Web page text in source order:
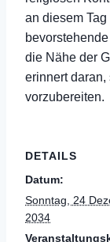
an diesem
die Nähe der
erinnert
vorzubereiten.
DETAILS
Datum:
Sonntag, 24
2034